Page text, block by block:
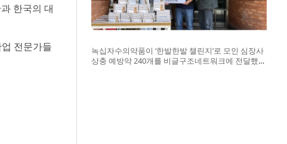
한국의 대
전문가들
녹십자수의약품이 ‘한발한발 챌린지’로 모인 심장사
상충 예방약 240개를 비글구조네트워크에 전달했